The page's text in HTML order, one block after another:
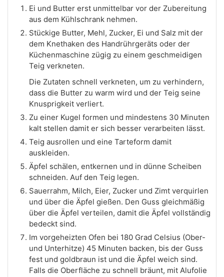
Ei und Butter erst unmittelbar vor der Zubereitung
aus dem Kühlschrank nehmen.
Stückige Butter, Mehl, Zucker, Ei und Salz mit der
dem Knethaken des Handrührgeräts oder der
Küchenmaschine zügig zu einem geschmeidigen
Teig verkneten.
Die Zutaten schnell verkneten, um zu verhindern,
dass die Butter zu warm wird und der Teig seine
Knusprigkeit verliert.
Zu einer Kugel formen und mindestens 30 Minuten
kalt stellen damit er sich besser verarbeiten lässt.
Teig ausrollen und eine Tarteform damit
auskleiden.
Äpfel schälen, entkernen und in dünne Scheiben
schneiden. Auf den Teig legen.
Sauerrahm, Milch, Eier, Zucker und Zimt verquirlen
und über die Äpfel gießen. Den Guss gleichmäßig
über die Äpfel verteilen, damit die Äpfel vollständig
bedeckt sind.
Im vorgeheizten Ofen bei 180 Grad Celsius (Ober-
und Unterhitze) 45 Minuten backen, bis der Guss
fest und goldbraun ist und die Äpfel weich sind.
Falls die Oberfläche zu schnell bräunt, mit Alufolie